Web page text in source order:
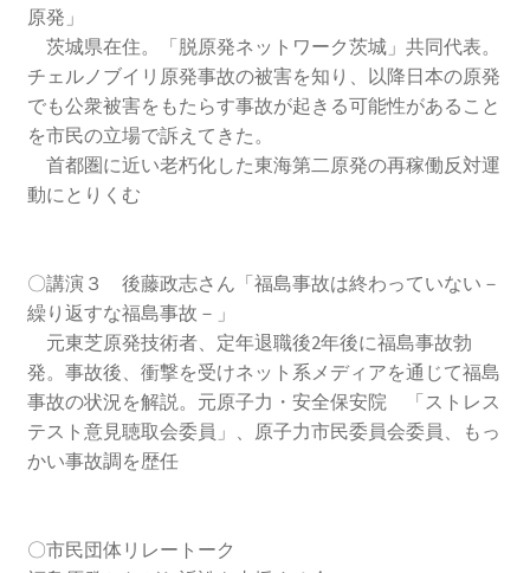
さき 集会
2023.3.12 第12回原発ゼロへのカウントダウンinかわ
さき集会
2023.6.25（日）映画「原発をとめた裁判長 そして
原発をとめる農家たち」上映会を開催
講演会開催
2024.3.10第13回原発ゼロへのカウントダウンinかわさ
き集会
2024.10.13 映画「決断」上映と講演会を開催
き集会開催
原発」
茨城県在住。「脱原発ネットワーク茨城」共同代表。
チェルノブイリ原発事故の被害を知り、以降日本の原発
でも公衆被害をもたらす事故が起きる可能性があること
を市民の立場で訴えてきた。
首都圏に近い老朽化した東海第二原発の再稼働反対運
動にとりくむ
〇講演３ 後藤政志さん「福島事故は終わっていない－
繰り返すな福島事故－」
元東芝原発技術者、定年退職後2年後に福島事故勃
発。事故後、衝撃を受けネット系メディアを通じて福島
事故の状況を解説。元原子力・安全保安院 「ストレス
テスト意見聴取会委員」、原子力市民委員会委員、もっ
かい事故調を歴任
〇市民団体リレートーク